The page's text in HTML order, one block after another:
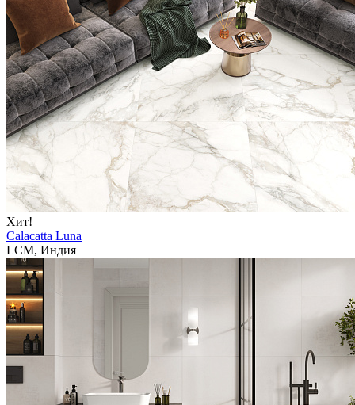
Хит!
Calacatta Luna
LCM, Индия